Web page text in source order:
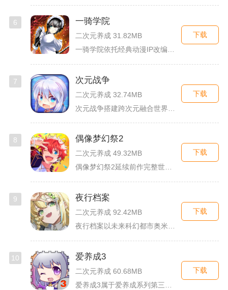
6 一骑学院
二次元养成 31.82MB
下载
7 次元战争
二次元养成 32.74MB
下载
8 偶像梦幻祭2
二次元养成 49.32MB
偶像梦幻祭2延续前作完整世界观，玩家以制作人身份陪伴49位少...
下载
9 夜行档案
二次元养成 92.42MB
下载
10 爱养成3
二次元养成 60.68MB
下载